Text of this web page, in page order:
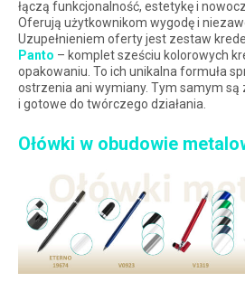
łączą funkcjonalność, estetykę i
Oferują użytkownikom wygodę i
Uzupełnieniem oferty jest zestaw
Panto – komplet sześciu kolorowych
opakowaniu. To ich unikalna formuła
ostrzenia ani wymiany. Tym samym
i gotowe do twórczego działania.
Ołówki w obudowie